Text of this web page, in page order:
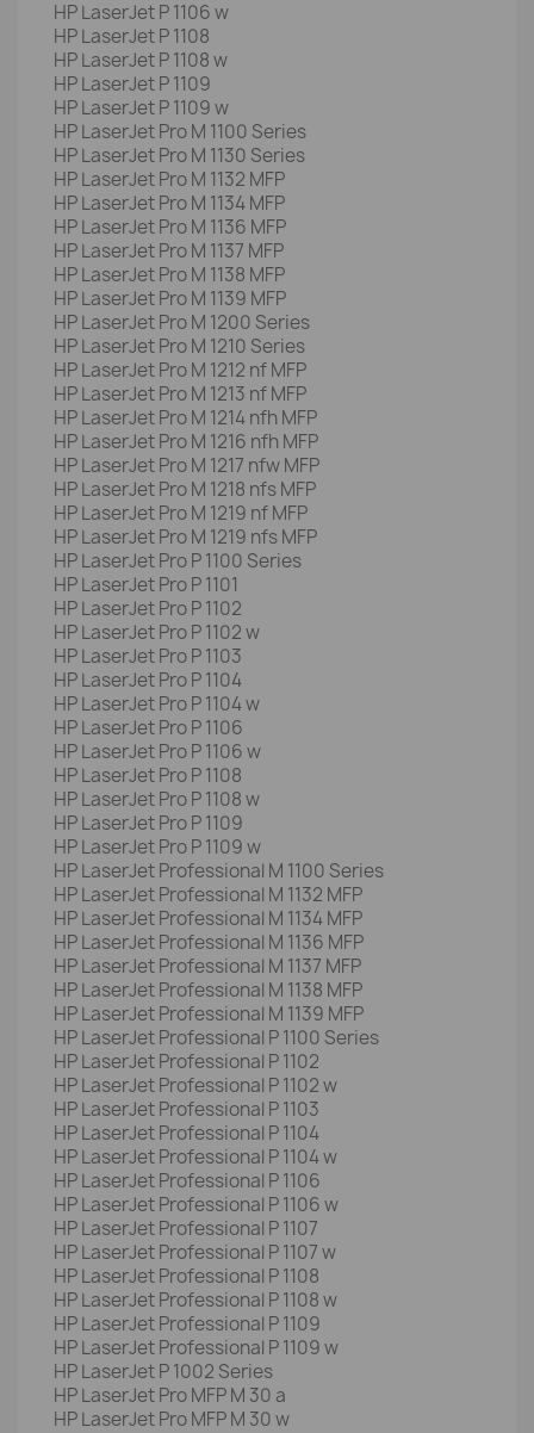
HP LaserJet P 1106 w
HP LaserJet P 1108
HP LaserJet P 1108 w
HP LaserJet P 1109
HP LaserJet P 1109 w
HP LaserJet Pro M 1100 Series
HP LaserJet Pro M 1130 Series
HP LaserJet Pro M 1132 MFP
HP LaserJet Pro M 1134 MFP
HP LaserJet Pro M 1136 MFP
HP LaserJet Pro M 1137 MFP
HP LaserJet Pro M 1138 MFP
HP LaserJet Pro M 1139 MFP
HP LaserJet Pro M 1200 Series
HP LaserJet Pro M 1210 Series
HP LaserJet Pro M 1212 nf MFP
HP LaserJet Pro M 1213 nf MFP
HP LaserJet Pro M 1214 nfh MFP
HP LaserJet Pro M 1216 nfh MFP
HP LaserJet Pro M 1217 nfw MFP
HP LaserJet Pro M 1218 nfs MFP
HP LaserJet Pro M 1219 nf MFP
HP LaserJet Pro M 1219 nfs MFP
HP LaserJet Pro P 1100 Series
HP LaserJet Pro P 1101
HP LaserJet Pro P 1102
HP LaserJet Pro P 1102 w
HP LaserJet Pro P 1103
HP LaserJet Pro P 1104
HP LaserJet Pro P 1104 w
HP LaserJet Pro P 1106
HP LaserJet Pro P 1106 w
HP LaserJet Pro P 1108
HP LaserJet Pro P 1108 w
HP LaserJet Pro P 1109
HP LaserJet Pro P 1109 w
HP LaserJet Professional M 1100 Series
HP LaserJet Professional M 1132 MFP
HP LaserJet Professional M 1134 MFP
HP LaserJet Professional M 1136 MFP
HP LaserJet Professional M 1137 MFP
HP LaserJet Professional M 1138 MFP
HP LaserJet Professional M 1139 MFP
HP LaserJet Professional P 1100 Series
HP LaserJet Professional P 1102
HP LaserJet Professional P 1102 w
HP LaserJet Professional P 1103
HP LaserJet Professional P 1104
HP LaserJet Professional P 1104 w
HP LaserJet Professional P 1106
HP LaserJet Professional P 1106 w
HP LaserJet Professional P 1107
HP LaserJet Professional P 1107 w
HP LaserJet Professional P 1108
HP LaserJet Professional P 1108 w
HP LaserJet Professional P 1109
HP LaserJet Professional P 1109 w
HP LaserJet P 1002 Series
HP LaserJet Pro MFP M 30 a
HP LaserJet Pro MFP M 30 w